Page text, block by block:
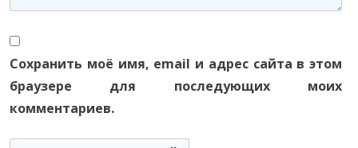
Сохранить моё имя, email и адрес сайта в этом
браузере для последующих моих
комментариев.